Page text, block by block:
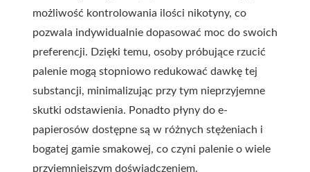
możliwość kontrolowania ilości nikotyny, co
pozwala indywidualnie dopasować moc do swoich
preferencji. Dzięki temu, osoby próbujące rzucić
palenie mogą stopniowo redukować dawkę tej
substancji, minimalizując przy tym nieprzyjemne
skutki odstawienia. Ponadto płyny do e-
papierosów dostępne są w różnych stężeniach i
bogatej gamie smakowej, co czyni palenie o wiele
przyjemniejszym doświadczeniem.